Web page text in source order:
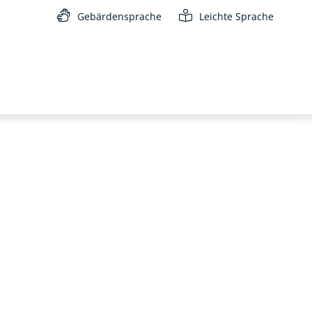
Gebärdensprache Leichte Sprache